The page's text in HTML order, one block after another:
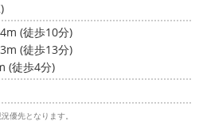
(徒歩10分)
(徒歩13分)
(徒歩4分)
優先となります。